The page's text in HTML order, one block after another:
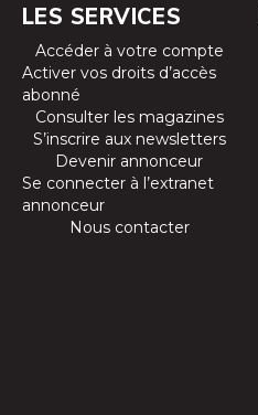
LES SERVICES
Accéder à votre compte
Activer vos droits d’accès
abonné
Consulter les magazines
S’inscrire aux newsletters
Devenir annonceur
Se connecter à l’extranet
annonceur
Nous contacter